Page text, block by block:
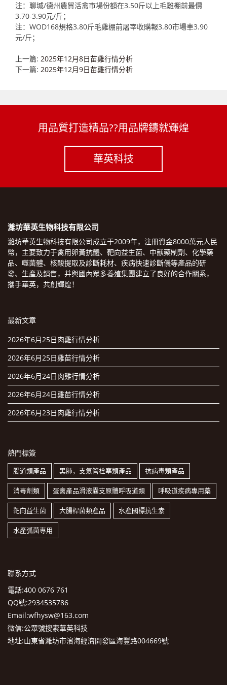
注：聊城/德州農貿活禽市場份額在3.50斤以上毛雞棚前最價
3.70-3.90元/斤；
注：WOD168規格3.80斤毛雞棚前屠宰收購報3.80市場車3.90
元/斤；
上一篇: 2025年12月8日苗雞行情分析
下一篇: 2025年12月9日苗雞行情分析
用品質打造精品??用品牌鑄就輝煌
華英科技
濰坊華英生物科技有限公司
濰坊華英生物科技有限公司成立于2009年，注冊資金8000萬元人民
幣，主要致力于禽用卵黃抗體、靶向益生菌、中獸藥制劑、化學藥
品、噬菌體、核酸提取及診斷耗材、疾病快速診斷儀等產品的研
發、生產及銷售，并與國內眾多養殖集團建立了良好的合作關系，
攜手華英，共創輝煌！
最新文章
2026年6月25日肉雞行情分析
2026年6月25日雞苗行情分析
2026年6月24日肉雞行情分析
2026年6月24日雞苗行情分析
2026年6月23日肉雞行情分析
熱門標簽
腸道類產品 黑肺，支氣管栓塞類產品 抗病毒類產品
消毒劑類 蛋禽產品滑液囊支原體呼吸道類 呼吸道疾病專用藥
靶向益生菌 大腸桿菌類產品 水產國標抗生素
水產弧菌專用
聯系方式
電話:400 0676 761
QQ號:2934535786
Email:wfhysw@163.com
微信:公眾號搜索華英科技
地址:山東省濰坊市濱海經濟開發區海豐路004669號